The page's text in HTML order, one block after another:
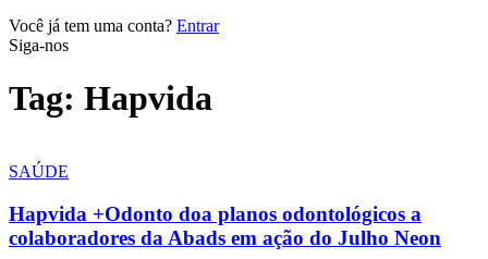
Você já tem uma conta? Entrar
Siga-nos
Tag: Hapvida
SAÚDE
Hapvida +Odonto doa planos odontológicos a
colaboradores da Abads em ação do Julho Neon